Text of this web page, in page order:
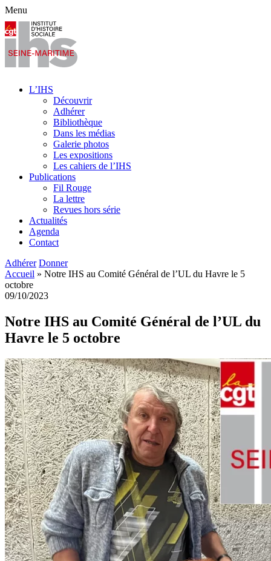
Menu
L’IHS
Découvrir
Adhérer
Bibliothèque
Dans les médias
Galerie photos
Les expositions
Les cahiers de l’IHS
Publications
Fil Rouge
La lettre
Revues hors série
Actualités
Agenda
Contact
Adhérer Donner
Accueil » Notre IHS au Comité Général de l’UL du Havre le 5
octobre
09/10/2023
Notre IHS au Comité Général de l’UL du
Havre le 5 octobre